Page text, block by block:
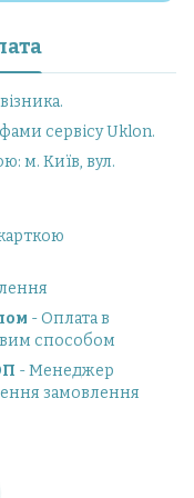
сервісу Uklon.
м. Київ, вул.
- Оплата в
способом
- Менеджер
замовлення